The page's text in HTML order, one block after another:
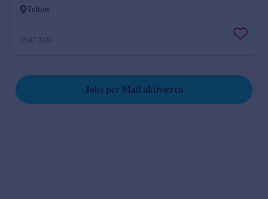
Teltow
23.07.2026
Jobs per Mail aktivieren